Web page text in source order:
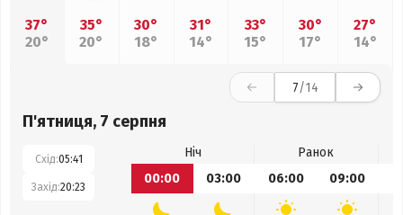
37°
20°
35°
20°
30°
18°
31°
14°
33°
15°
30°
17°
27°
14°
7/14
П'ятниця, 7 серпня
Схід:05:41
Захід:20:23
Ніч
Ранок
00:00
03:00 06:00 09:00